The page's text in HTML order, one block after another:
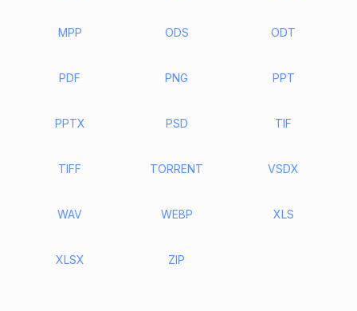
MPP ODS ODT
PDF PNG PPT
PPTX PSD TIF
TIFF TORRENT VSDX
WAV WEBP XLS
XLSX ZIP